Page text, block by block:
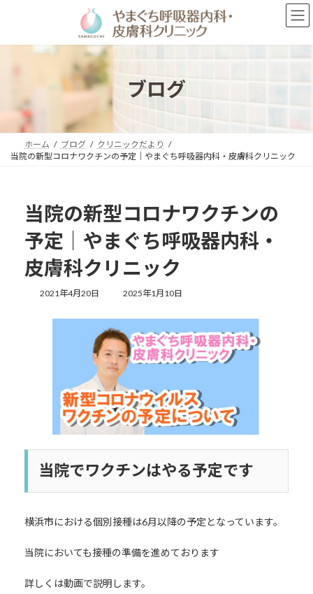
ン
プ
ー
動
ブログ
ホーム ブログ
クリニックだより
当院の新型コロナワクチンの予定｜やまぐち呼吸器内科・皮膚科クリニック
当院の新型コロナワクチンの
予定｜やまぐち呼吸器内科・
皮膚科クリニック
2021年4月20日
最
更
新
日
時
2025年1月10日
当院でワクチンはやる予定です
横浜市における個別接種は6月以降の予定となっています。
当院においても接種の準備を進めております
詳しくは動画で説明します。